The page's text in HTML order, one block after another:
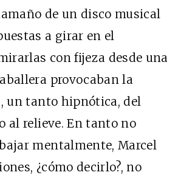
de un disco musical
a girar en el
con fijeza desde una
provocaban la
un tanto hipnótica, del
al relieve. En tanto no
mentalmente, Marcel
¿cómo decirlo?, no